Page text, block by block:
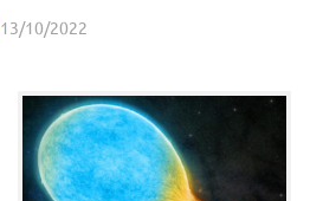
13/10/2022